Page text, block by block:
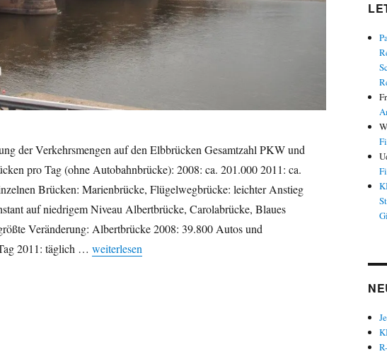
der Verkehrsmengen auf den Elbbrücken Gesamtzahl PKW und
pro Tag (ohne Autobahnbrücke): 2008: ca. 201.000 2011: ca.
Brücken: Marienbrücke, Flügelwegbrücke: leichter Anstieg
auf niedrigem Niveau Albertbrücke, Carolabrücke, Blaues
Veränderung: Albertbrücke 2008: 39.800 Autos und
2011: täglich … „Verkehr auf den Elbbrücken lässt nach“
weiterlesen